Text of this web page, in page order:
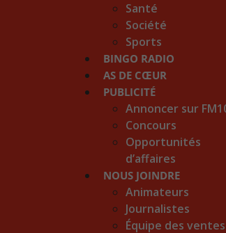
Santé
Société
Sports
BINGO RADIO
AS DE CŒUR
PUBLICITÉ
Annoncer sur
Concours
Opportunités
d’affaires
NOUS JOINDRE
Animateurs
Journalistes
Équipe des ventes